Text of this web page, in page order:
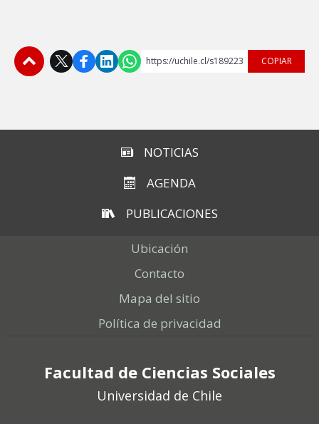
https://uchile.cl/s189223 COPIAR
NOTICIAS
AGENDA
PUBLICACIONES
Ubicación
Contacto
Mapa del sitio
Política de privacidad
Facultad de Ciencias Sociales
Universidad de Chile